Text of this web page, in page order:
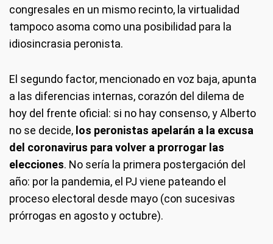
congresales en un mismo recinto, la virtualidad
tampoco asoma como una posibilidad para la
idiosincrasia peronista.
El segundo factor, mencionado en voz baja, apunta
a las diferencias internas, corazón del dilema de
hoy del frente oficial: si no hay consenso, y Alberto
no se decide, los peronistas apelarán a la excusa
del coronavirus para volver a prorrogar las
elecciones. No sería la primera postergación del
año: por la pandemia, el PJ viene pateando el
proceso electoral desde mayo (con sucesivas
prórrogas en agosto y octubre).